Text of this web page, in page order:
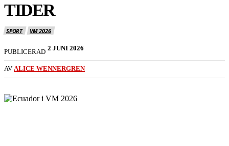
TIDER
SPORT VM 2026
PUBLICERAD 2 JUNI 2026
AV ALICE WENNERGREN